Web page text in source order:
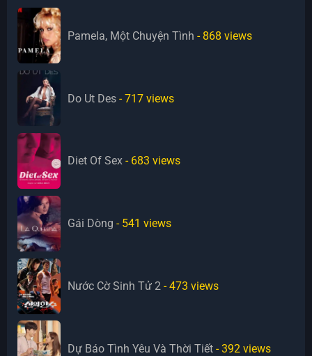
Pamela, Một Chuyện Tình - 868 views
Do Ut Des - 717 views
Diet Of Sex - 683 views
Gái Dòng - 541 views
Nước Cờ Sinh Tử 2 - 473 views
Dự Báo Tình Yêu Và Thời Tiết - 392 views